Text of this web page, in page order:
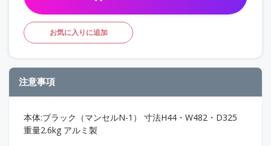
お気に入りに追加
注意事項
本体:ブラック（マンセルN-1） 寸法H44・W482・D325
重量2.6kg アルミ製